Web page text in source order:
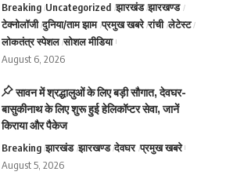
Breaking Uncategorized झारखंड झारखण्ड
टेक्नोलॉजी दुनिया/ताम झाम प्रमुख खबरे रांची लेटेस्ट
लोकतंत्र स्पेशल सोशल मीडिया
August 6, 2026
सावन में श्रद्धालुओं के लिए बड़ी सौगात, देवघर-
बासुकीनाथ के लिए शुरू हुई हेलिकॉप्टर सेवा, जानें
किराया और पैकेज
Breaking झारखंड झारखण्ड देवघर प्रमुख खबरे
August 5, 2026